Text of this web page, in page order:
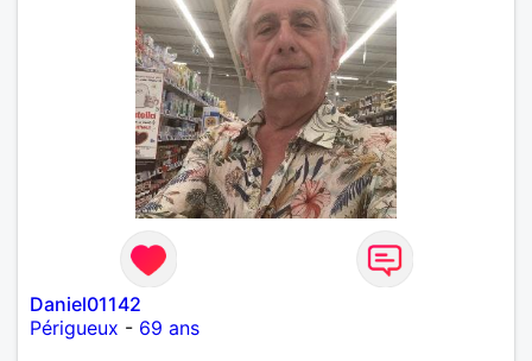
Daniel01142
Périgueux - 69 ans